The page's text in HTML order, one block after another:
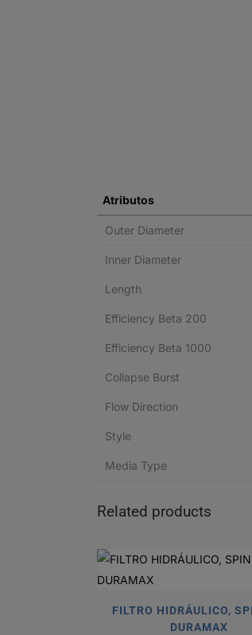
Atributos
Outer Diameter
Inner Diameter
Length
Efficiency Beta 200
Efficiency Beta 1000
Collapse Burst
Flow Direction
Style
Media Type
Related products
FILTRO HIDRÁULICO,
DURAMAX